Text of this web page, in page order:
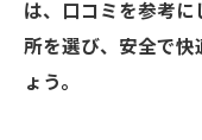
は、口コミを参考に
所を選び、安全で快
ょう。